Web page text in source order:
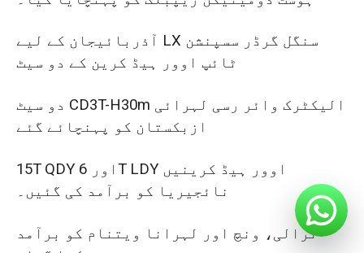
آذربائیجان کے لیے LX سنگل گرڈر سسپنشن
ٹائپ اوور ہیڈ کرین کے دو سیٹ
دو سیٹ CD3T-H30m الیکٹرک وائر رسی لہرائی
ازبکستان کو پہنچائے گئے
15T QDY اور 6T LDY اوور ہیڈ کرینیں
نائجیریا کو برآمد کی گئیں۔
ٹرالی، ونچ اور لہرانا ویتنام کو برآمد